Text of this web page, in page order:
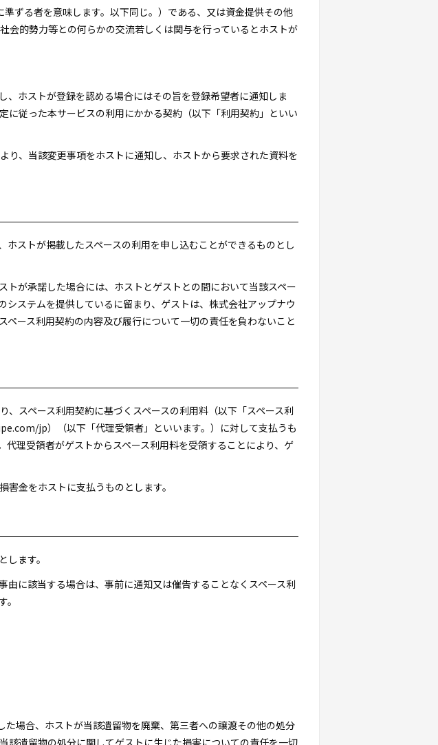
ずる者を意味します。以下同じ。）である、又は資金提供その他
会的勢力等との何らかの交流若しくは関与を行っているとホストが
ホストが登録を認める場合にはその旨を登録希望者に通知しま
従った本サービスの利用にかかる契約（以下「利用契約」といい
り、当該変更事項をホストに通知し、ホストから要求された資料を
ストが掲載したスペースの利用を申し込むことができるものとし
が承諾した場合には、ホストとゲストとの間において当該スペー
ステムを提供しているに留まり、ゲストは、株式会社アップナウ
ース利用契約の内容及び履行について一切の責任を負わないこと
スペース利用契約に基づくスペースの利用料（以下「スペース利
jp）（以下「代理受領者」といいます。）に対して支払うも
理受領者がゲストからスペース利用料を受領することにより、ゲ
金をホストに支払うものとします。
ます。
に該当する場合は、事前に通知又は催告することなくスペース利
場合、ホストが当該遺留物を廃棄、第三者への譲渡その他の処分
該遺留物の処分に関してゲストに生じた損害についての責任を一切